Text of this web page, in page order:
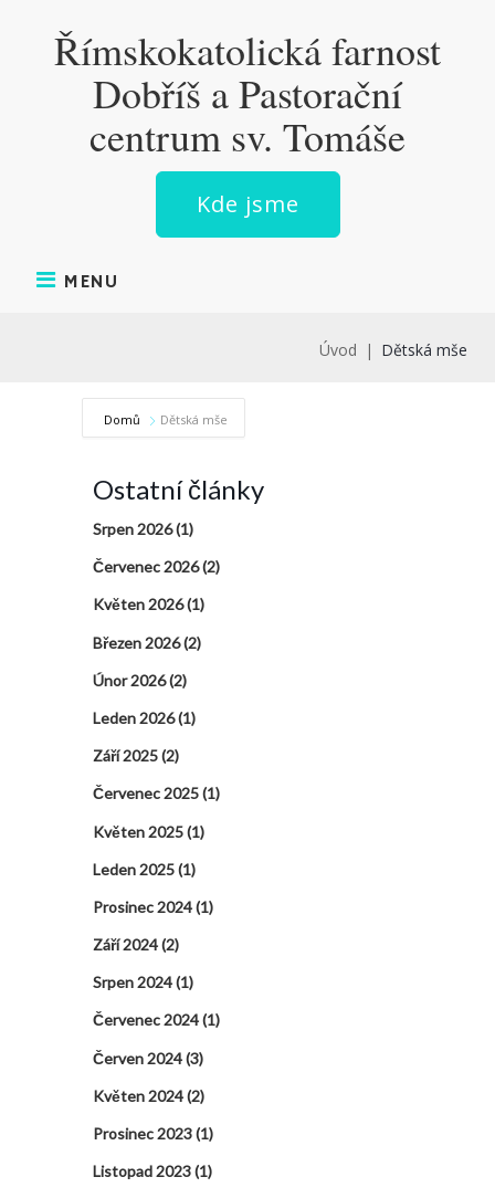
Římskokatolická farnost
Dobříš a Pastorační
centrum sv. Tomáše
Kde jsme
MENU
Úvod | Dětská mše
Domů Dětská mše
Ostatní články
Srpen 2026(1)
Červenec 2026(2)
Květen 2026(1)
Březen 2026(2)
Únor 2026(2)
Leden 2026(1)
Září 2025(2)
Červenec 2025(1)
Květen 2025(1)
Leden 2025(1)
Prosinec 2024(1)
Září 2024(2)
Srpen 2024(1)
Červenec 2024(1)
Červen 2024(3)
Květen 2024(2)
Prosinec 2023(1)
Listopad 2023(1)